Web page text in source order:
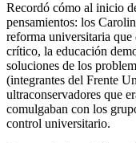
Recordó cómo al inicio
pensamientos: los
reforma universitaria
crítico, la educación
soluciones de los
(integrantes del Frente
ultraconservadores que
comulgaban con los
control universitario.